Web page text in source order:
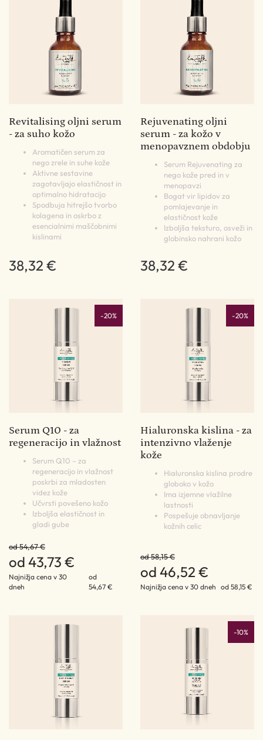
Revitalising oljni serum
- za suho kožo
Aromatičen serum za
nego zrele in suhe kože
Aktivne sestavine
zagotavljajo elastičnost in
optimalno hidratacijo
Spodbuja hitrejšo tvorbo
kolagena in oskrbo z
esencialnimi maščobnimi
kislinami
38,32 €
Rejuvenating oljni
serum - za kožo v
menopavznem obdobju
Serum Rejuvenating za
nego kože pred in v
menopavzi
Bogat vir lipidov za
pomlajevanje in
elastičnost kože
Izboljša teksturo, osveži in
globinsko nahrani kožo
38,32 €
-20%
Serum Q10 - za
regeneracijo in vlažnost
Serum Q10 – za
regeneracijo in vlažnost
poskrbi za mladosten
videz kože
Učvrsti povešeno kožo
Izboljša elastičnost in
gladi gube
od 54,67 €
od 43,73 €
Najnižja cena v 30
dneh
od
54,67 €
-20%
Hialuronska kislina - za
intenzivno vlaženje
kože
Hialuronska kislina prodre
globoko v kožo
Ima izjemne vlažilne
lastnosti
Pospešuje obnavljanje
kožnih celic
od 58,15 €
od 46,52 €
Najnižja cena v 30 dneh od 58,15 €
-10%